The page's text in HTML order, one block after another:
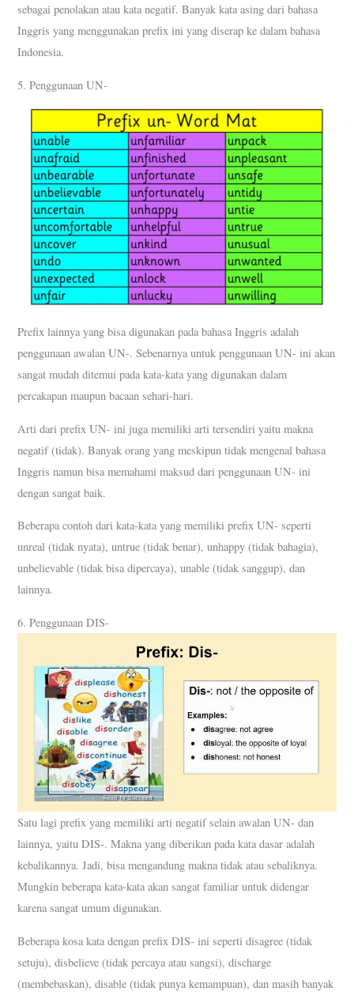
sebagai penolakan atau kata negatif. Banyak kata asing dari bahasa
Inggris yang menggunakan prefix ini yang diserap ke dalam bahasa
Indonesia.
5. Penggunaan UN-
Prefix lainnya yang bisa digunakan pada bahasa Inggris adalah
penggunaan awalan UN-. Sebenarnya untuk penggunaan UN- ini akan
sangat mudah ditemui pada kata-kata yang digunakan dalam
percakapan maupun bacaan sehari-hari.
Arti dari prefix UN- ini juga memiliki arti tersendiri yaitu makna
negatif (tidak). Banyak orang yang meskipun tidak mengenal bahasa
Inggris namun bisa memahami maksud dari penggunaan UN- ini
dengan sangat baik.
Beberapa contoh dari kata-kata yang memiliki prefix UN- seperti
unreal (tidak nyata), untrue (tidak benar), unhappy (tidak bahagia),
unbelievable (tidak bisa dipercaya), unable (tidak sanggup), dan
lainnya.
6. Penggunaan DIS-
Satu lagi prefix yang memiliki arti negatif selain awalan UN- dan
lainnya, yaitu DIS-. Makna yang diberikan pada kata dasar adalah
kebalikannya. Jadi, bisa mengandung makna tidak atau sebaliknya.
Mungkin beberapa kata-kata akan sangat familiar untuk didengar
karena sangat umum digunakan.
Beberapa kosa kata dengan prefix DIS- ini seperti disagree (tidak
setuju), disbelieve (tidak percaya atau sangsi), discharge
(membebaskan), disable (tidak punya kemampuan), dan masih banyak